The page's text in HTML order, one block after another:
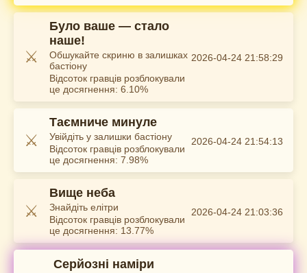
⚔️
Було ваше — стало
наше!
Обшукайте скриню в залишках
бастіону
Відсоток гравців розблокували
це досягнення: 6.10%
2026-04-24 21:58:29
⚔️
Таємниче минуле
Увійдіть у залишки бастіону
Відсоток гравців розблокували
це досягнення: 7.98%
2026-04-24 21:54:13
⚔️
Вище неба
Знайдіть елітри
Відсоток гравців розблокували
це досягнення: 13.77%
2026-04-24 21:03:36
Серйозні наміри